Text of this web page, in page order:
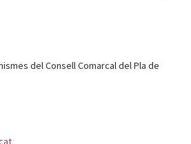
del Consell Comarcal del Pla de